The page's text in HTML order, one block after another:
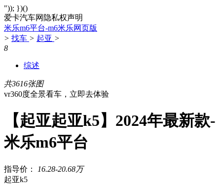
")); })()
爱卡汽车网隐私权声明
米乐m6平台-m6米乐网页版
> 找车 > 起亚 >
8
综述
共3616张图
vr360度全景看车，立即去体验
【起亚起亚k5】2024年最新款-
米乐m6平台
指导价：
16.28-20.68万
起亚k5